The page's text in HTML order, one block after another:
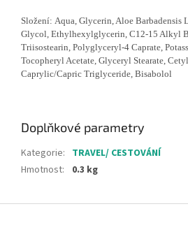
Složení: Aqua, Glycerin, Aloe Barbadensis
Glycol, Ethylhexylglycerin, C12-15 Alkyl
Triisostearin, Polyglyceryl-4 Caprate,
Tocopheryl Acetate, Glyceryl Stearate,
Caprylic/Capric Triglyceride, Bisabolol
Doplňkové parametry
Kategorie: TRAVEL/ CESTOVÁNÍ
Hmotnost: 0.3 kg